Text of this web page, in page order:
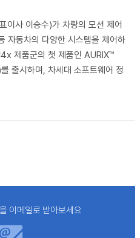
이사 이승수)가 차량의 모션 제어
자동차의 다양한 시스템을 제어하
제품군의 첫 제품인 AURIX™
출시하며, 차세대 소프트웨어 정
이메일로 받아보세요